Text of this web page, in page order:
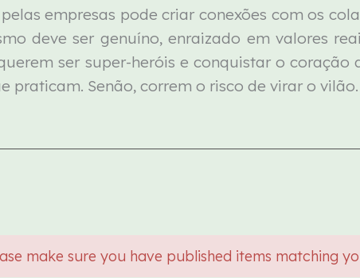
empresas pode criar conexões com os
deve ser genuíno, enraizado em valores
ser super-heróis e conquistar o coração
Senão, correm o risco de virar o vilão.
make sure you have published items matching